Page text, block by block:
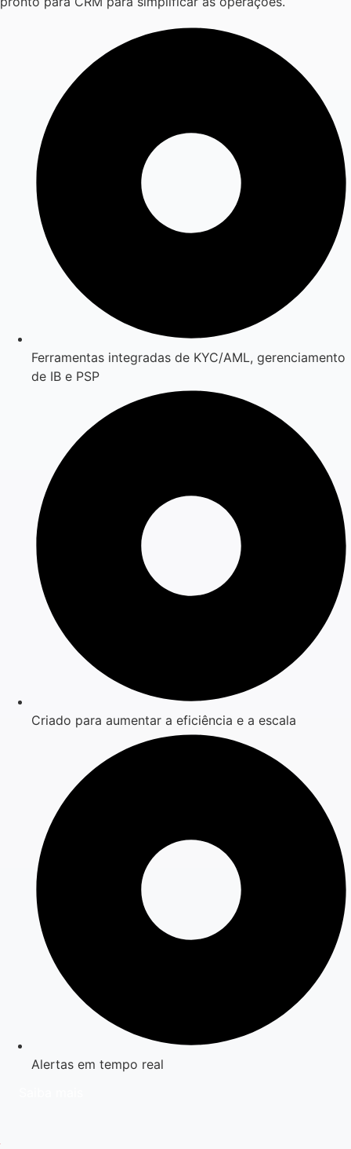
Ferramentas integradas de KYC/AML, gerenciamento
de IB e PSP
Criado para aumentar a eficiência e a escala
Alertas em tempo real